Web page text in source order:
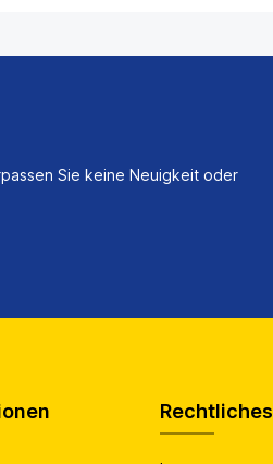
Sie keine Neuigkeit oder
Rechtliches